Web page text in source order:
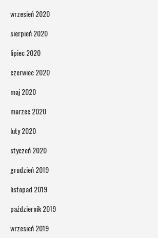
wrzesień 2020
sierpień 2020
lipiec 2020
czerwiec 2020
maj 2020
marzec 2020
luty 2020
styczeń 2020
grudzień 2019
listopad 2019
październik 2019
wrzesień 2019